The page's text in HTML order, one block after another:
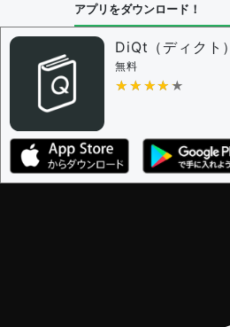
アプリをダウンロード！
DiQt（ディクト）
無料
★★★★★
★★★★★